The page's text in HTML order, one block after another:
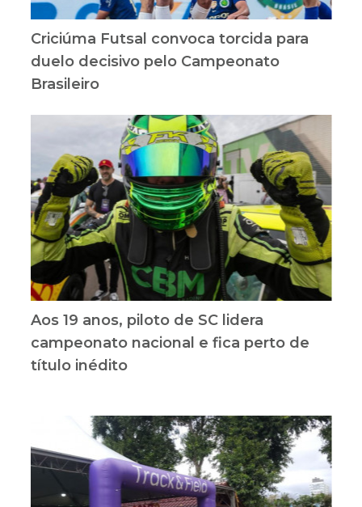
Criciúma Futsal convoca torcida para
duelo decisivo pelo Campeonato
Brasileiro
Aos 19 anos, piloto de SC lidera
campeonato nacional e fica perto de
título inédito